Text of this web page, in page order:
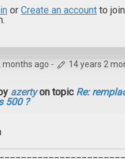
or Create an account to
months ago -
14 years 2
azertyon topic Re:
500 ?